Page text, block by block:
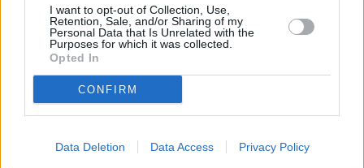
I want to opt-out of Collection, Use,
Retention, Sale, and/or Sharing of my
Personal Data that Is Unrelated with the
Purposes for which it was collected.
Opted In
CONFIRM
Data Deletion Data Access Privacy Policy